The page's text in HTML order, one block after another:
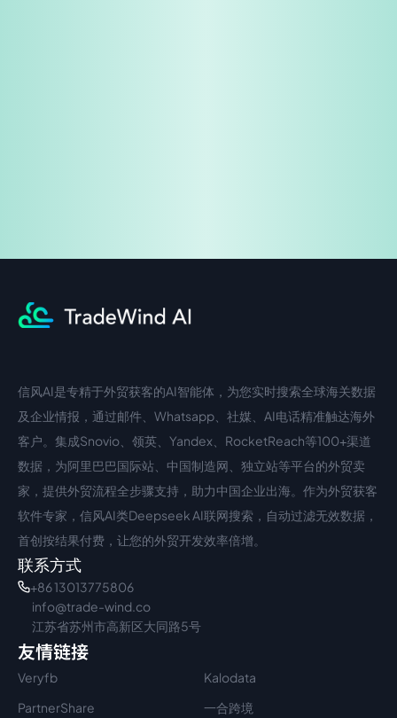
中文入口
信风AI是专精于外贸获客的AI智能体，为您实时搜索全球海关数据
及企业情报，通过邮件、Whatsapp、社媒、AI电话精准触达海外
客户。集成Snovio、领英、Yandex、RocketReach等100+渠道
数据，为阿里巴巴国际站、中国制造网、独立站等平台的外贸卖
家，提供外贸流程全步骤支持，助力中国企业出海。作为外贸获客
软件专家，信风AI类Deepseek AI联网搜索，自动过滤无效数据，
首创按结果付费，让您的外贸开发效率倍增。
联系方式
+86 13013775806
info@trade-wind.co
江苏省苏州市高新区大同路5号
友情链接
Veryfb
Kalodata
PartnerShare
一合跨境